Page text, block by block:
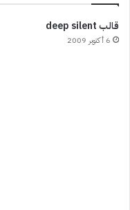
قالب deep silent
6 أكتوبر 2009